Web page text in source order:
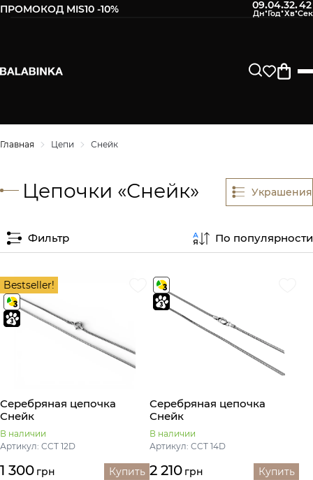
ПРОМОКОД MIS10 -10% 09:04:32:42
Главная Цепи Снейк
Цепочки «Снейк» Украшения
Фильтр По популярности
Bestseller!
Серебряная цепочка
Снейк
В наличии
Артикул: CCT 12D
1 300 грн Купить
Серебряная цепочка
Снейк
В наличии
Артикул: CCT 14D
2 210 грн Купить